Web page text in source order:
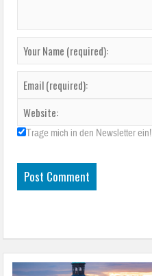
Trage mich in den Newsletter ein!